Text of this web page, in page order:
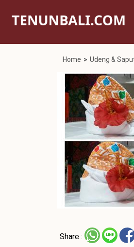
Home > Udeng &
Share :